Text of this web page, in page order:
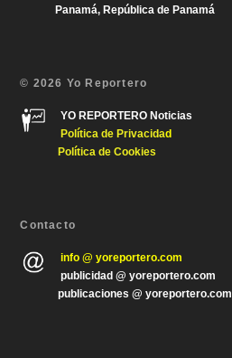
Panamá, República de Panamá
© 2026 Yo Reportero
YO REPORTERO Noticias
Política de Privacidad
Política de Cookies
Contacto
info @ yoreportero.com
publicidad @ yoreportero.com
publicaciones @ yoreportero.com